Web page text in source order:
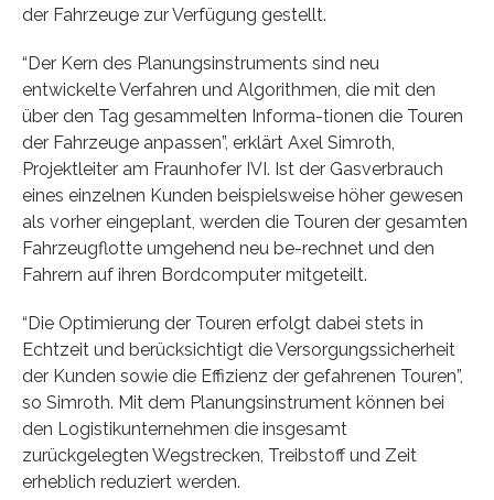
der Fahrzeuge zur Verfügung gestellt.
“Der Kern des Planungsinstruments sind neu
entwickelte Verfahren und Algorithmen, die mit den
über den Tag gesammelten Informa-tionen die Touren
der Fahrzeuge anpassen”, erklärt Axel Simroth,
Projektleiter am Fraunhofer IVI. Ist der Gasverbrauch
eines einzelnen Kunden beispielsweise höher gewesen
als vorher eingeplant, werden die Touren der gesamten
Fahrzeugflotte umgehend neu be-rechnet und den
Fahrern auf ihren Bordcomputer mitgeteilt.
“Die Optimierung der Touren erfolgt dabei stets in
Echtzeit und berücksichtigt die Versorgungssicherheit
der Kunden sowie die Effizienz der gefahrenen Touren”,
so Simroth. Mit dem Planungsinstrument können bei
den Logistikunternehmen die insgesamt
zurückgelegten Wegstrecken, Treibstoff und Zeit
erheblich reduziert werden.